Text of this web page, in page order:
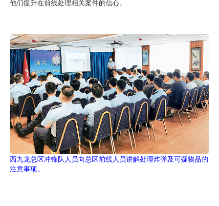
他们提升在前线处理相关案件的信心。
西九龙总区冲锋队人员向总区前线人员讲解处理炸弹及可疑物品的
注意事项。